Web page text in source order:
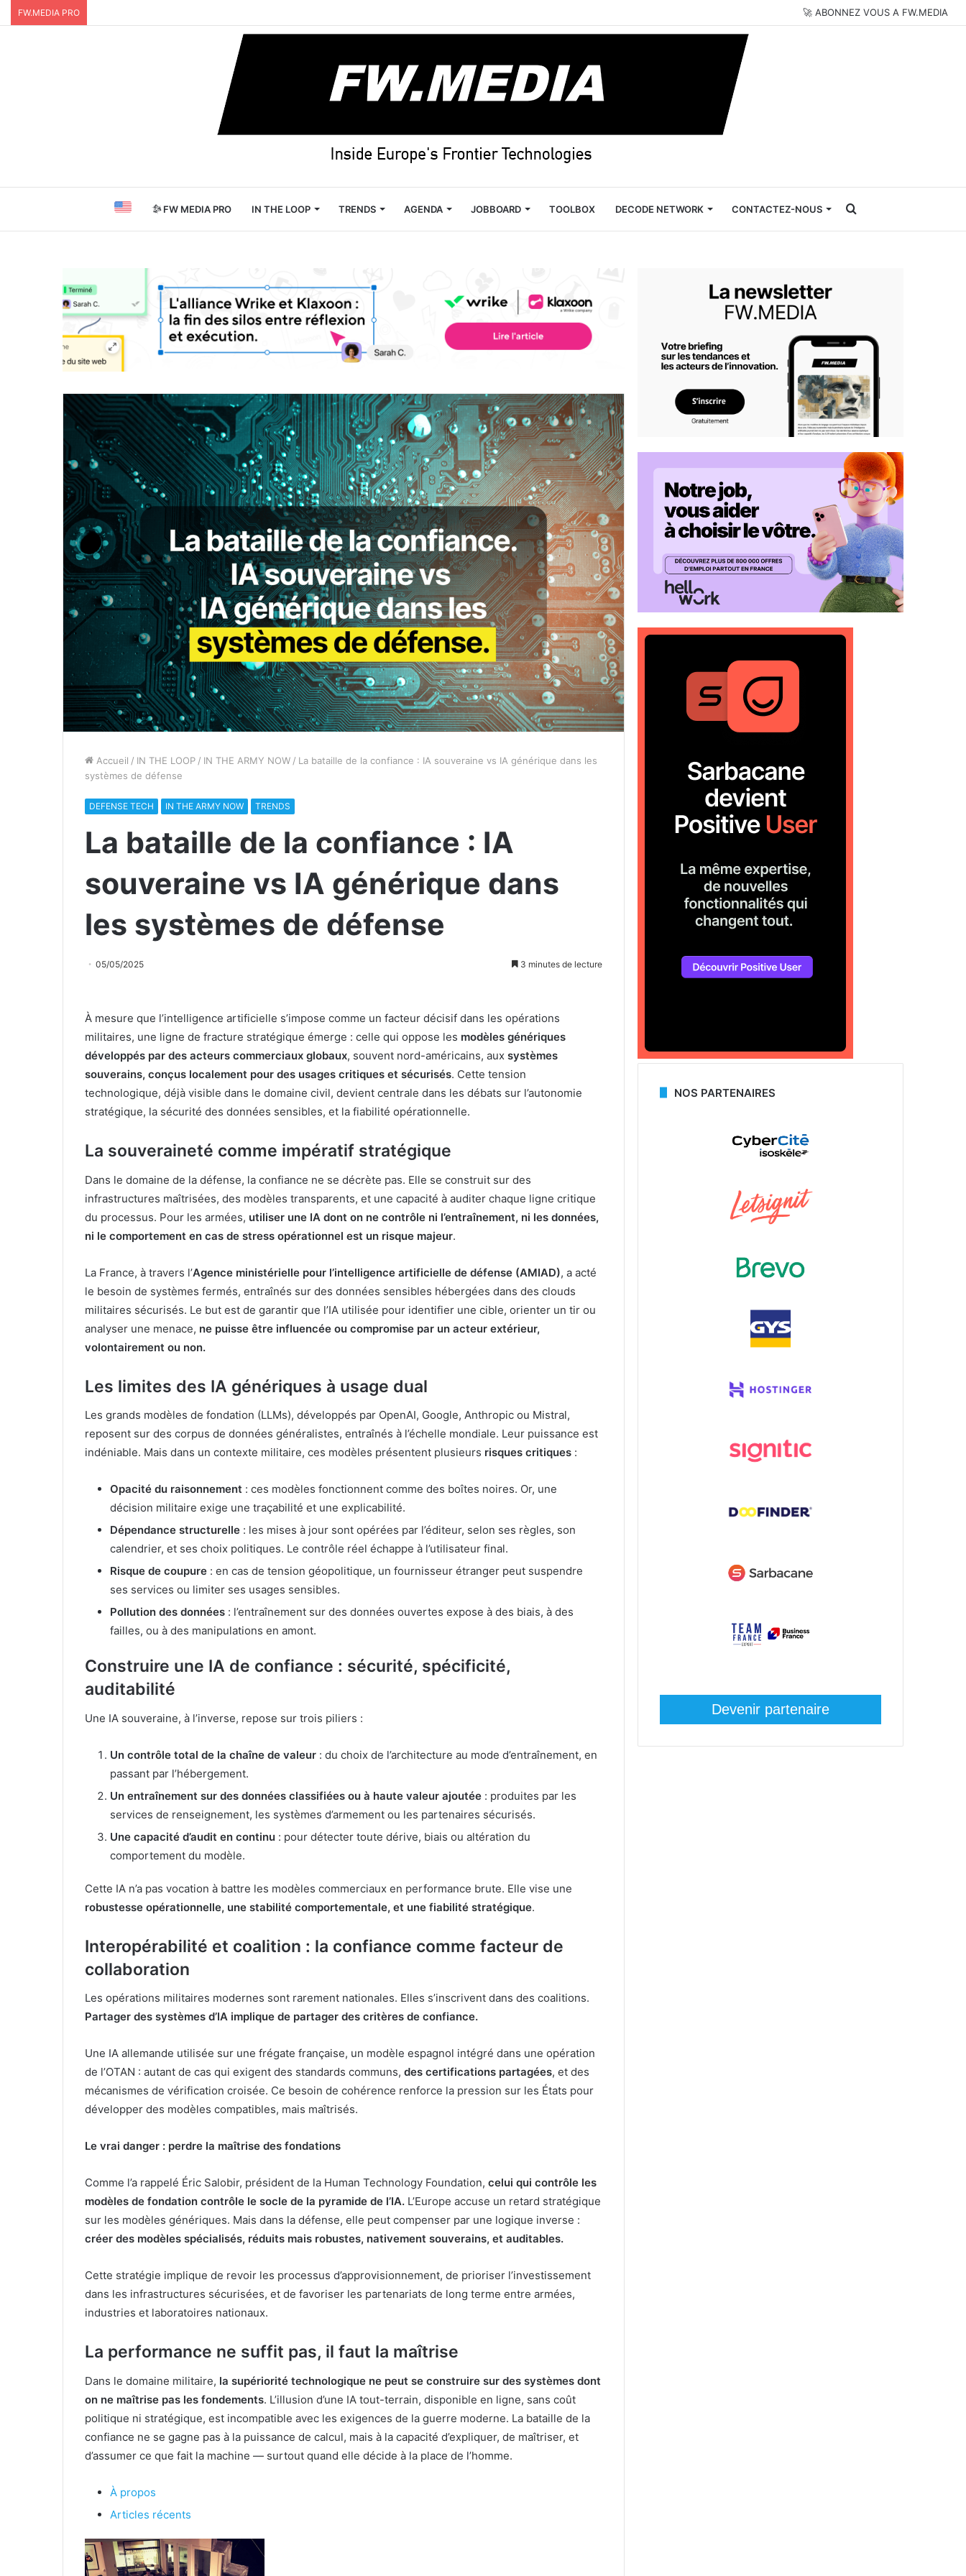
FW.MEDIA PRO 🚀 ABONNEZ VOUS A FW.MEDIA
FW MEDIA PRO IN THE LOOP TRENDS AGENDA JOBBOARD TOOLBOX DECODE NETWORK CONTACTEZ-NOUS Rechercher
Accueil / IN THE LOOP / IN THE ARMY NOW / La bataille de la confiance : IA souveraine vs IA générique dans les
systèmes de défense
DEFENSE TECH IN THE ARMY NOW TRENDS
La bataille de la confiance : IA
souveraine vs IA générique dans
les systèmes de défense
05/05/2025 3 minutes de lecture
À mesure que l’intelligence artificielle s’impose comme un facteur décisif dans les opérations
militaires, une ligne de fracture stratégique émerge : celle qui oppose les modèles génériques
développés par des acteurs commerciaux globaux, souvent nord-américains, aux systèmes
souverains, conçus localement pour des usages critiques et sécurisés. Cette tension
technologique, déjà visible dans le domaine civil, devient centrale dans les débats sur l’autonomie
stratégique, la sécurité des données sensibles, et la fiabilité opérationnelle.
La souveraineté comme impératif stratégique
Dans le domaine de la défense, la confiance ne se décrète pas. Elle se construit sur des
infrastructures maîtrisées, des modèles transparents, et une capacité à auditer chaque ligne critique
du processus. Pour les armées, utiliser une IA dont on ne contrôle ni l’entraînement, ni les données,
ni le comportement en cas de stress opérationnel est un risque majeur.
La France, à travers l’Agence ministérielle pour l’intelligence artificielle de défense (AMIAD), a acté
le besoin de systèmes fermés, entraînés sur des données sensibles hébergées dans des clouds
militaires sécurisés. Le but est de garantir que l’IA utilisée pour identifier une cible, orienter un tir ou
analyser une menace, ne puisse être influencée ou compromise par un acteur extérieur,
volontairement ou non.
Les limites des IA génériques à usage dual
Les grands modèles de fondation (LLMs), développés par OpenAI, Google, Anthropic ou Mistral,
reposent sur des corpus de données généralistes, entraînés à l’échelle mondiale. Leur puissance est
indéniable. Mais dans un contexte militaire, ces modèles présentent plusieurs risques critiques :
Opacité du raisonnement : ces modèles fonctionnent comme des boîtes noires. Or, une
décision militaire exige une traçabilité et une explicabilité.
Dépendance structurelle : les mises à jour sont opérées par l’éditeur, selon ses règles, son
calendrier, et ses choix politiques. Le contrôle réel échappe à l’utilisateur final.
Risque de coupure : en cas de tension géopolitique, un fournisseur étranger peut suspendre
ses services ou limiter ses usages sensibles.
Pollution des données : l’entraînement sur des données ouvertes expose à des biais, à des
failles, ou à des manipulations en amont.
Construire une IA de confiance : sécurité, spécificité,
auditabilité
Une IA souveraine, à l’inverse, repose sur trois piliers :
Un contrôle total de la chaîne de valeur : du choix de l’architecture au mode d’entraînement, en
passant par l’hébergement.
Un entraînement sur des données classifiées ou à haute valeur ajoutée : produites par les
services de renseignement, les systèmes d’armement ou les partenaires sécurisés.
Une capacité d’audit en continu : pour détecter toute dérive, biais ou altération du
comportement du modèle.
Cette IA n’a pas vocation à battre les modèles commerciaux en performance brute. Elle vise une
robustesse opérationnelle, une stabilité comportementale, et une fiabilité stratégique.
Interopérabilité et coalition : la confiance comme facteur de
collaboration
Les opérations militaires modernes sont rarement nationales. Elles s’inscrivent dans des coalitions.
Partager des systèmes d’IA implique de partager des critères de confiance.
Une IA allemande utilisée sur une frégate française, un modèle espagnol intégré dans une opération
de l’OTAN : autant de cas qui exigent des standards communs, des certifications partagées, et des
mécanismes de vérification croisée. Ce besoin de cohérence renforce la pression sur les États pour
développer des modèles compatibles, mais maîtrisés.
Le vrai danger : perdre la maîtrise des fondations
Comme l’a rappelé Éric Salobir, président de la Human Technology Foundation, celui qui contrôle les
modèles de fondation contrôle le socle de la pyramide de l’IA. L’Europe accuse un retard stratégique
sur les modèles génériques. Mais dans la défense, elle peut compenser par une logique inverse :
créer des modèles spécialisés, réduits mais robustes, nativement souverains, et auditables.
Cette stratégie implique de revoir les processus d’approvisionnement, de prioriser l’investissement
dans les infrastructures sécurisées, et de favoriser les partenariats de long terme entre armées,
industries et laboratoires nationaux.
La performance ne suffit pas, il faut la maîtrise
Dans le domaine militaire, la supériorité technologique ne peut se construire sur des systèmes dont
on ne maîtrise pas les fondements. L’illusion d’une IA tout-terrain, disponible en ligne, sans coût
politique ni stratégique, est incompatible avec les exigences de la guerre moderne. La bataille de la
confiance ne se gagne pas à la puissance de calcul, mais à la capacité d’expliquer, de maîtriser, et
d’assumer ce que fait la machine — surtout quand elle décide à la place de l’homme.
À propos
Articles récents
NOS PARTENAIRES
Devenir partenaire